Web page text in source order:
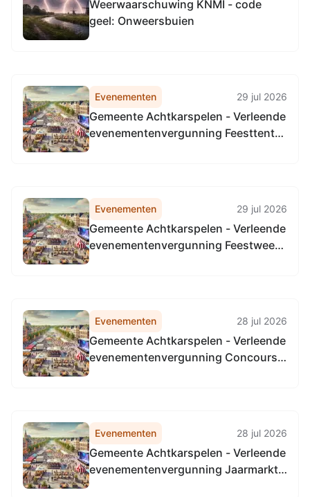
Weerwaarschuwing KNMI - code
geel: Onweersbuien
Evenementen 29 jul 2026
Gemeente Achtkarspelen - Verleende
evenementenvergunning Feesttent
Evenementen 29 jul 2026
Gemeente Achtkarspelen - Verleende
evenementenvergunning Feestweek
Evenementen 28 jul 2026
Gemeente Achtkarspelen - Verleende
evenementenvergunning Concours
Evenementen 28 jul 2026
Gemeente Achtkarspelen - Verleende
evenementenvergunning Jaarmarkt